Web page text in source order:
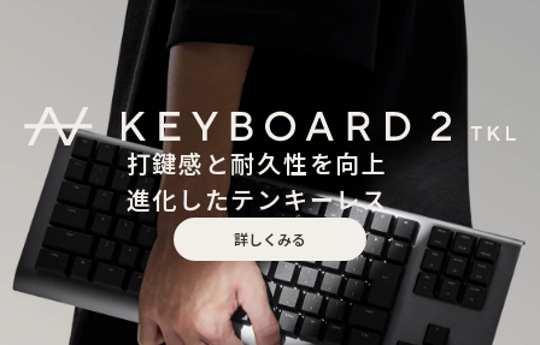
打鍵感と耐久性を向上
進化したテンキーレス
詳しくみる